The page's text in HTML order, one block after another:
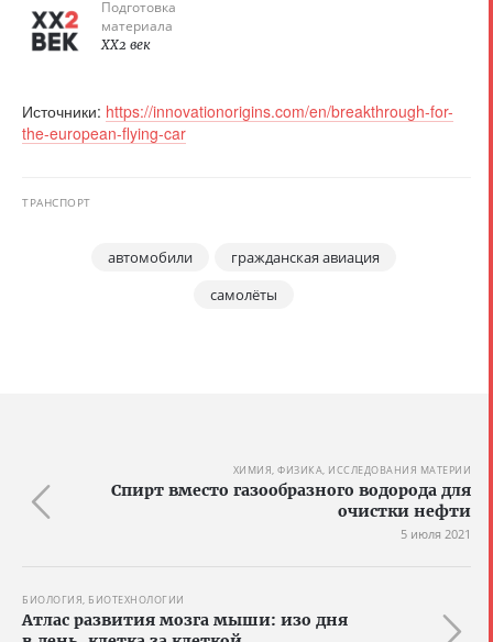
Подготовка
материала
XX2 век
Источники: https://innovationorigins.com/en/breakthrough-for-
the-european-flying-car
ТРАНСПОРТ
автомобили
гражданская авиация
самолёты
ХИМИЯ, ФИЗИКА, ИССЛЕДОВАНИЯ МАТЕРИИ
Спирт вместо газообразного водорода для
очистки нефти
5 июля 2021
БИОЛОГИЯ, БИОТЕХНОЛОГИИ
Атлас развития мозга мыши: изо дня